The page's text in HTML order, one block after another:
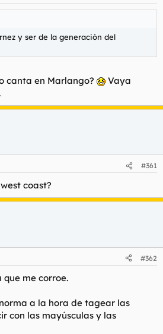
y ser de la generación del
canta en Marlango?
Vaya
#361
coast?
#362
me corroe.
a la hora de tagear las
con las mayúsculas y las